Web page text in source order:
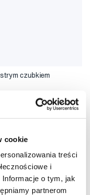
cookie
treści
i
o tym, jak
partnerom
czubkiem